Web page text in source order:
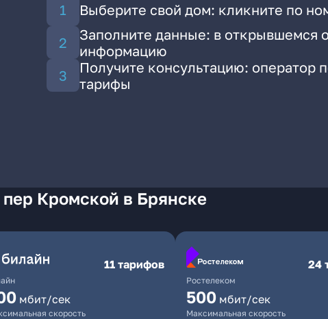
Выберите свой дом: кликните по
Заполните данные: в открывшемся
информацию
Получите консультацию: оператор
тарифы
Кромской в Брянске
11 тарифов
мбит/сек
скорость
Ростелеком
24
500 мбит/сек
Максимальная скорость